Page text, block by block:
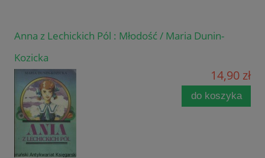
Anna z Lechickich Pól : Młodość / Maria Dunin-
Kozicka
14,90 zł
do koszyka